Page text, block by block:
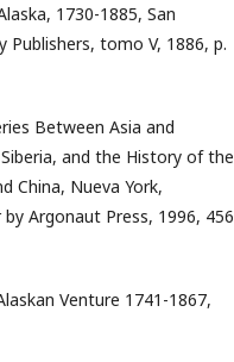
1730-1885, San
tomo V, 1886, p.
Between Asia and
and the History of the
China, Nueva York,
Argonaut Press, 1996, 456
Venture 1741-1867,